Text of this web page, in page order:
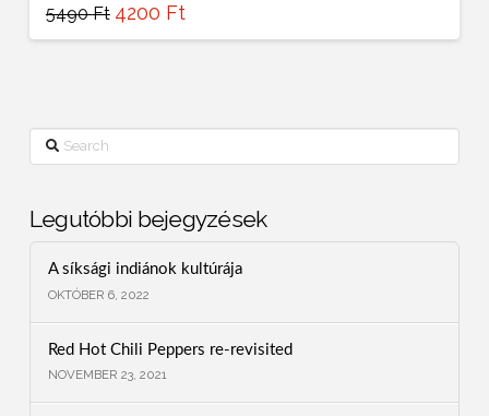
5490Ft 4200 Ft
Search
Legutóbbi bejegyzések
A síksági indiánok kultúrája
OKTÓBER 6, 2022
Red Hot Chili Peppers re-revisited
NOVEMBER 23, 2021